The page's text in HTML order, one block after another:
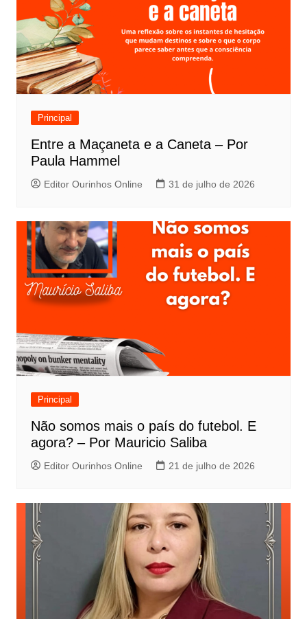
Principal
Entre a Maçaneta e a Caneta – Por
Paula Hammel
Editor Ourinhos Online 31 de julho de 2026
Principal
Não somos mais o país do futebol. E
agora? – Por Mauricio Saliba
Editor Ourinhos Online 21 de julho de 2026